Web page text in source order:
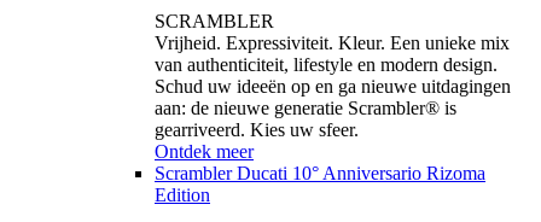
SCRAMBLER
Vrijheid. Expressiviteit. Kleur. Een unieke mix
van authenticiteit, lifestyle en modern design.
Schud uw ideeën op en ga nieuwe uitdagingen
aan: de nieuwe generatie Scrambler® is
gearriveerd. Kies uw sfeer.
Ontdek meer
Scrambler Ducati 10° Anniversario Rizoma
Edition